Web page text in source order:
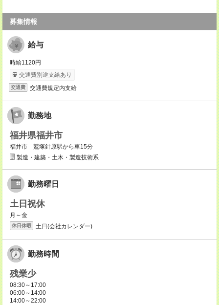
募集情報
給与
時給1120円
交通費別途支給あり
交通費 交通費規定内支給
勤務地
福井県福井市
福井市 鷲塚針原駅から車15分
製造・建築・土木・製造技術系
勤務曜日
土日祝休
月～金
休日休暇 土日(会社カレンダー)
勤務時間
残業少
08:30～17:00
06:00～14:00
14:00～22:00